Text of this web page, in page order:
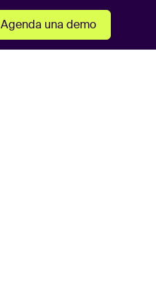
Agenda una demo